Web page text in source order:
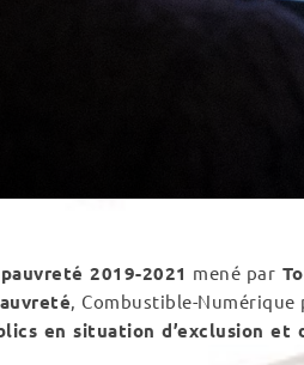
2019-2021 mené par
, Combustible-Numérique
en situation d’exclusion